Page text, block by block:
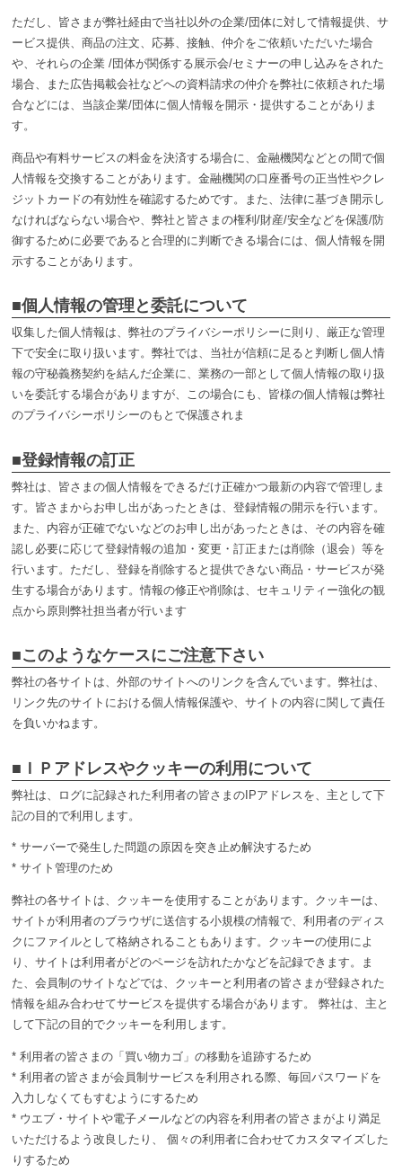
ただし、皆さまが弊社経由で当社以外の企業/団体に対して情報提供、サ
ービス提供、商品の注文、応募、接触、仲介をご依頼いただいた場合
や、それらの企業 /団体が関係する展示会/セミナーの申し込みをされた
場合、また広告掲載会社などへの資料請求の仲介を弊社に依頼された場
合などには、当該企業/団体に個人情報を開示・提供することがありま
す。
商品や有料サービスの料金を決済する場合に、金融機関などとの間で個
人情報を交換することがあります。金融機関の口座番号の正当性やクレ
ジットカードの有効性を確認するためです。また、法律に基づき開示し
なければならない場合や、弊社と皆さまの権利/財産/安全などを保護/防
御するために必要であると合理的に判断できる場合には、個人情報を開
示することがあります。
■個人情報の管理と委託について
収集した個人情報は、弊社のプライバシーポリシーに則り、厳正な管理
下で安全に取り扱います。弊社では、当社が信頼に足ると判断し個人情
報の守秘義務契約を結んだ企業に、業務の一部として個人情報の取り扱
いを委託する場合がありますが、この場合にも、皆様の個人情報は弊社
のプライバシーポリシーのもとで保護されま
■登録情報の訂正
弊社は、皆さまの個人情報をできるだけ正確かつ最新の内容で管理しま
す。皆さまからお申し出があったときは、登録情報の開示を行います。
また、内容が正確でないなどのお申し出があったときは、その内容を確
認し必要に応じて登録情報の追加・変更・訂正または削除（退会）等を
行います。ただし、登録を削除すると提供できない商品・サービスが発
生する場合があります。情報の修正や削除は、セキュリティー強化の観
点から原則弊社担当者が行います
■このようなケースにご注意下さい
弊社の各サイトは、外部のサイトへのリンクを含んでいます。弊社は、
リンク先のサイトにおける個人情報保護や、サイトの内容に関して責任
を負いかねます。
■ＩＰアドレスやクッキーの利用について
弊社は、ログに記録された利用者の皆さまのIPアドレスを、主として下
記の目的で利用します。
* サーバーで発生した問題の原因を突き止め解決するため
* サイト管理のため
弊社の各サイトは、クッキーを使用することがあります。クッキーは、
サイトが利用者のブラウザに送信する小規模の情報で、利用者のディス
クにファイルとして格納されることもあります。クッキーの使用によ
り、サイトは利用者がどのページを訪れたかなどを記録できます。ま
た、会員制のサイトなどでは、クッキーと利用者の皆さまが登録された
情報を組み合わせてサービスを提供する場合があります。 弊社は、主と
して下記の目的でクッキーを利用します。
* 利用者の皆さまの「買い物カゴ」の移動を追跡するため
* 利用者の皆さまが会員制サービスを利用される際、毎回パスワードを
入力しなくてもすむようにするため
* ウエブ・サイトや電子メールなどの内容を利用者の皆さまがより満足
いただけるよう改良したり、 個々の利用者に合わせてカスタマイズした
りするため